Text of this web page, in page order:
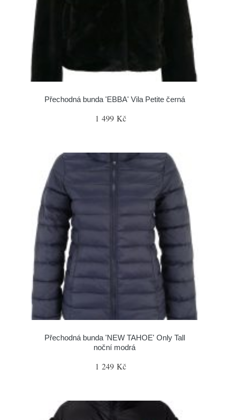
Přechodná bunda 'EBBA' Vila Petite černá
1 499 Kč
Přechodná bunda 'NEW TAHOE' Only Tall
noční modrá
1 249 Kč